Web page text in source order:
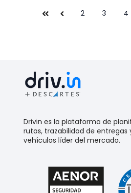
PrimeraAnterior
2 3 4
Drivin es la plataforma de
rutas, trazabilidad de entregas
vehículos líder del mercado.